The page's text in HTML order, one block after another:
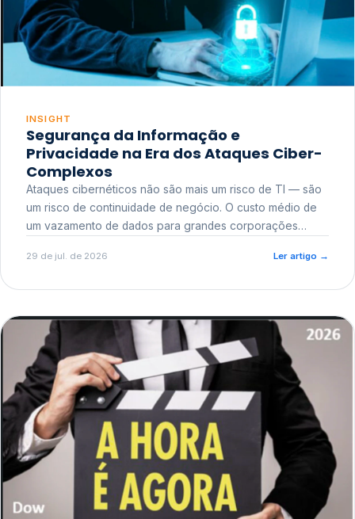
INSIGHT
Segurança da Informação e
Privacidade na Era dos Ataques Ciber-
Complexos
Ataques cibernéticos não são mais um risco de TI — são
um risco de continuidade de negócio. O custo médio de
um vazamento de dados para grandes corporações
reputacional e o risco regulatório junto a órgãos como a
29 de jul. de 2026 Ler artigo →